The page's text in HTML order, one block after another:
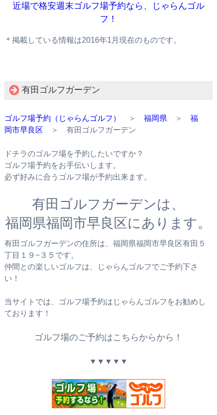
近場で格安週末ゴルフ場予約なら、じゃらんゴル
フ！
＊掲載している情報は2016年1月現在のものです。
有田ゴルフガーデン
ゴルフ場予約（じゃらんゴルフ） ＞ 福岡県 ＞ 福
岡市早良区 ＞ 有田ゴルフガーデン
ドチラのゴルフ場を予約したいですか？
ゴルフ場予約をお手伝いします。
必ず好みに合うゴルフ場が予約出来ます。
有田ゴルフガーデンは、
福岡県福岡市早良区にあります。
有田ゴルフガーデンの住所は、福岡県福岡市早良区有田５
丁目１９−３５です。
仲間との楽しいゴルフは、じゃらんゴルフでご予約下さ
い！
当サイトでは、ゴルフ場予約はじゃらんゴルフをお勧めし
ております！
ゴルフ場のご予約はこちらからから！
▼▼▼▼▼